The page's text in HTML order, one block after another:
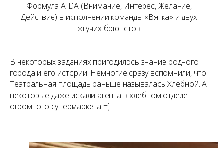
Формула AIDA (Внимание, Интерес, Желание,
Действие) в исполнении команды «Вятка» и двух
жгучих брюнетов
В некоторых заданиях пригодилось знание родного
города и его истории. Немногие сразу вспомнили, что
Театральная площадь раньше называлась Хлебной. А
некоторые даже искали агента в хлебном отделе
огромного супермаркета =)